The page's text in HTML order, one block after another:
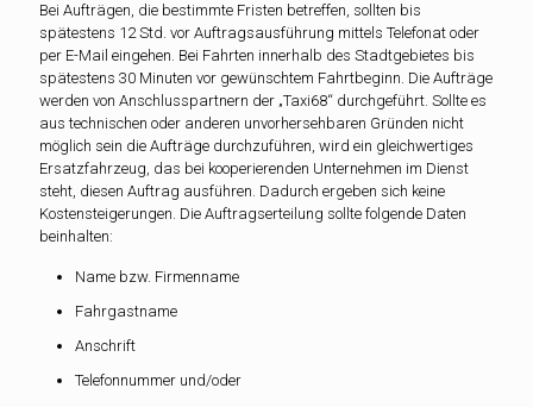
Bei Aufträgen, die bestimmte Fristen betreffen, sollten bis
spätestens 12 Std. vor Auftragsausführung mittels Telefonat oder
per E-Mail eingehen. Bei Fahrten innerhalb des Stadtgebietes bis
spätestens 30 Minuten vor gewünschtem Fahrtbeginn. Die Aufträge
werden von Anschlusspartnern der „Taxi68“ durchgeführt. Sollte es
aus technischen oder anderen unvorhersehbaren Gründen nicht
möglich sein die Aufträge durchzuführen, wird ein gleichwertiges
Ersatzfahrzeug, das bei kooperierenden Unternehmen im Dienst
steht, diesen Auftrag ausführen. Dadurch ergeben sich keine
Kostensteigerungen. Die Auftragserteilung sollte folgende Daten
beinhalten:
Name bzw. Firmenname
Fahrgastname
Anschrift
Telefonnummer und/oder